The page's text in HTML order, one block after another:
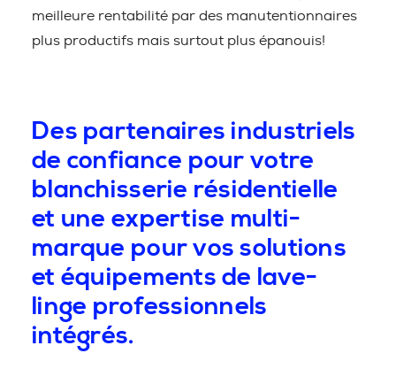
meilleure rentabilité par des manutentionnaires
plus productifs mais surtout plus épanouis!
Des partenaires industriels
de confiance pour votre
blanchisserie résidentielle
et une expertise multi-
marque pour vos solutions
et équipements de lave-
linge professionnels
intégrés.